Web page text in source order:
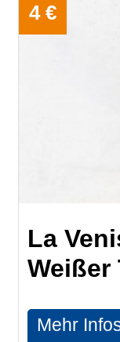
La
Weißer
4 €
Mehr